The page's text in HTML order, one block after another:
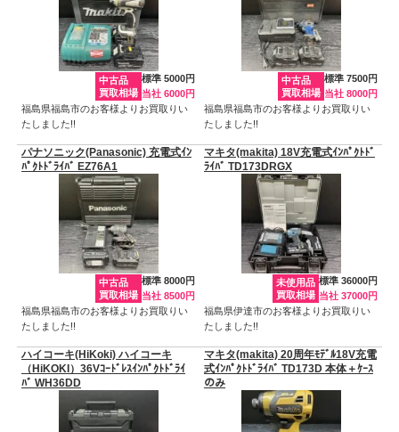
中古品
買取相場
標準 5000円
当社 6000円
福島県福島市のお客様よりお買取りい
たしました!!
中古品
買取相場
標準 7500円
当社 8000円
福島県福島市のお客様よりお買取りい
たしました!!
パナソニック(Panasonic) 充電式ｲﾝ
ﾊﾟｸﾄﾄﾞﾗｲﾊﾞ EZ76A1
中古品
買取相場
標準 8000円
当社 8500円
福島県福島市のお客様よりお買取りい
たしました!!
マキタ(makita) 18V充電式ｲﾝﾊﾟｸﾄﾄﾞ
ﾗｲﾊﾞ TD173DRGX
未使用品
買取相場
標準 36000円
当社 37000円
福島県伊達市のお客様よりお買取りい
たしました!!
ハイコーキ(HiKoki) ハイコーキ
（HiKOKI）36Vｺｰﾄﾞﾚｽｲﾝﾊﾟｸﾄﾄﾞﾗｲ
ﾊﾞ WH36DD
マキタ(makita) 20周年ﾓﾃﾞﾙ18V充電
式ｲﾝﾊﾟｸﾄﾄﾞﾗｲﾊﾞ TD173D 本体＋ｹｰｽ
のみ